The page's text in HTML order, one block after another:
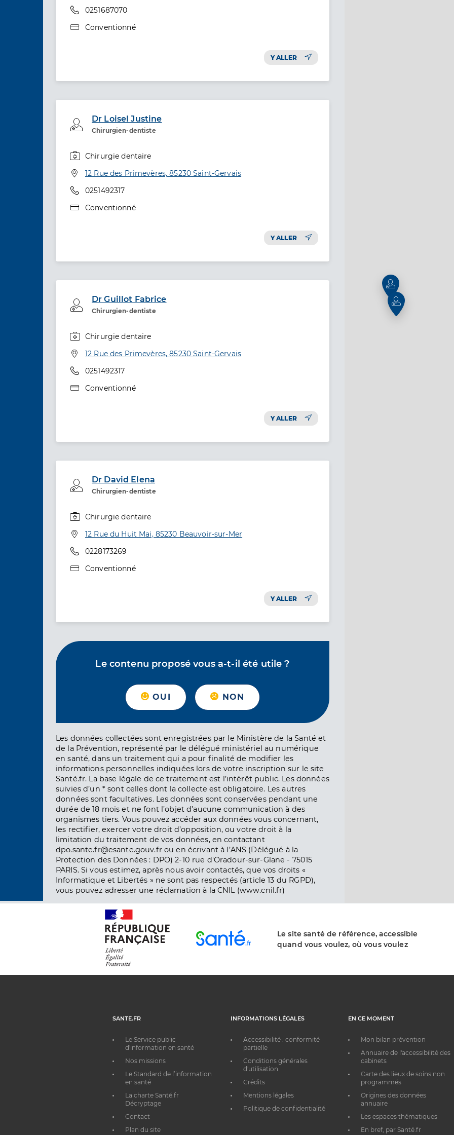
Téléphone
0251687070
Type de convention
Conventionné
Y ALLER
Dr Loisel Justine
Chirurgien-dentiste
Professionel de santé
Chirurgie dentaire
Adresse
12 Rue des Primevères, 85230 Saint-Gervais
Téléphone
0251492317
Type de convention
Conventionné
Y ALLER
Dr Guillot Fabrice
Chirurgien-dentiste
Professionel de santé
Chirurgie dentaire
Adresse
12 Rue des Primevères, 85230 Saint-Gervais
Téléphone
0251492317
Type de convention
Conventionné
Y ALLER
Dr David Elena
Chirurgien-dentiste
Professionel de santé
Chirurgie dentaire
Adresse
12 Rue du Huit Mai, 85230 Beauvoir-sur-Mer
Téléphone
0228173269
Type de convention
Conventionné
Y ALLER
Le contenu proposé vous a-t-il été utile ?
OUI NON
Les données collectées sont enregistrées par le Ministère de la Santé et
de la Prévention, représenté par le délégué ministériel au numérique
en santé, dans un traitement qui a pour finalité de modifier les
informations personnelles indiquées lors de votre inscription sur le site
Santé.fr. La base légale de ce traitement est l’intérêt public. Les données
suivies d’un * sont celles dont la collecte est obligatoire. Les autres
données sont facultatives. Les données sont conservées pendant une
durée de 18 mois et ne font l’objet d’aucune communication à des
organismes tiers. Vous pouvez accéder aux données vous concernant,
les rectifier, exercer votre droit d’opposition, ou votre droit à la
limitation du traitement de vos données, en contactant
dpo.sante.fr@esante.gouv.fr ou en écrivant à l’ANS (Délégué à la
Protection des Données : DPO) 2-10 rue d'Oradour-sur-Glane - 75015
PARIS. Si vous estimez, après nous avoir contactés, que vos droits «
Informatique et Libertés » ne sont pas respectés (article 13 du RGPD),
vous pouvez adresser une réclamation à la CNIL (www.cnil.fr)
Le site santé de référence, accessible
quand vous voulez, où vous voulez
SANTE.FR
Le Service public
d'information en santé
Nos missions
Le Standard de l’information
en santé
La charte Santé.fr
Décryptage
Contact
Plan du site
INFORMATIONS LÉGALES
Accessibilité : conformité
partielle
Conditions générales
d'utilisation
Crédits
Mentions légales
Politique de confidentialité
EN CE MOMENT
Mon bilan prévention
Annuaire de l'accessibilité des
cabinets
Carte des lieux de soins non
programmés
Origines des données
annuaire
Les espaces thématiques
En bref, par Santé.fr